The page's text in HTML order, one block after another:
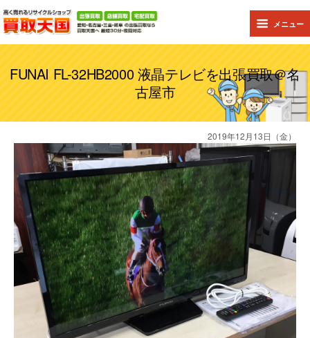
メニュー
FUNAI FL-32HB2000 液晶テレビを出張買取＠名
古屋市
2019年12月13日（金）